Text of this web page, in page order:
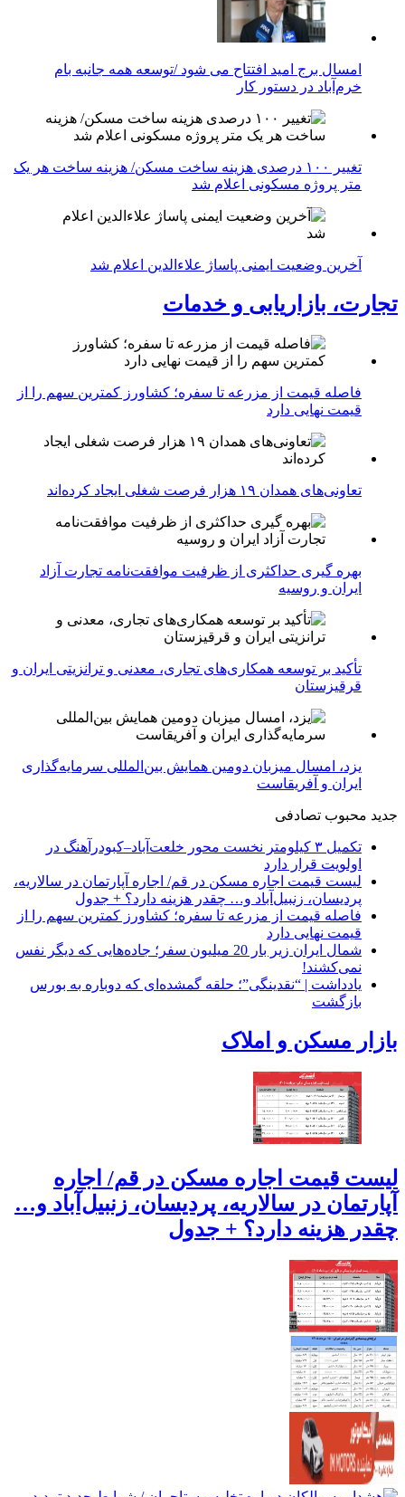
امسال برج امید افتتاح می شود /توسعه همه جانبه بام
خرم‌آباد در دستور کار
تغییر ۱۰۰ درصدی هزینه ساخت مسکن/ هزینه ساخت هر یک
متر پروژه مسکونی اعلام شد
آخرین وضعیت ایمنی پاساژ علاءالدین اعلام شد
تجارت، بازاریابی و خدمات
فاصله قیمت از مزرعه تا سفره؛ کشاورز کمترین سهم را از
قیمت نهایی دارد
تعاونی‌های همدان ۱۹ هزار فرصت شغلی ایجاد کرده‌اند
بهره گیری حداکثری از ظرفیت موافقت‌نامه تجارت آزاد
ایران و روسیه
تأکید بر توسعه همکاری‌های تجاری، معدنی و ترانزیتی ایران و
قرقیزستان
یزد، امسال میزبان دومین همایش بین‌المللی سرمایه‌گذاری
ایران و آفریقاست
جدید محبوب تصادفی
تکمیل ۳ کیلومتر نخست محور خلعت‌آباد–کبودرآهنگ در
اولویت قرار دارد
لیست قیمت اجاره مسکن در قم/ اجاره آپارتمان در سالاریه،
پردیسان، زنبیل‌آباد و… چقدر هزینه دارد؟ + جدول
فاصله قیمت از مزرعه تا سفره؛ کشاورز کمترین سهم را از
قیمت نهایی دارد
شمال ایران زیر بار 20 میلیون سفر؛ جاده‌هایی که دیگر نفس
نمی‌کشند!
یادداشت | “نقدینگی”؛ حلقه گمشده‌ای که دوباره به بورس
بازگشت
بازار مسکن و املاک
لیست قیمت اجاره مسکن در قم/ اجاره
آپارتمان در سالاریه، پردیسان، زنبیل‌آباد و…
چقدر هزینه دارد؟ + جدول